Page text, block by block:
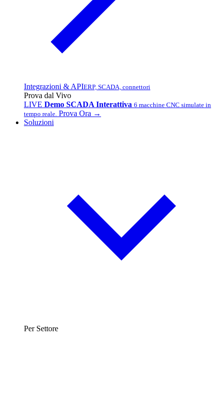
Integrazioni & APIERP, SCADA, connettori
Prova dal Vivo
LIVE Demo SCADA Interattiva 6 macchine CNC simulate in
tempo reale. Prova Ora →
Soluzioni
Per Settore